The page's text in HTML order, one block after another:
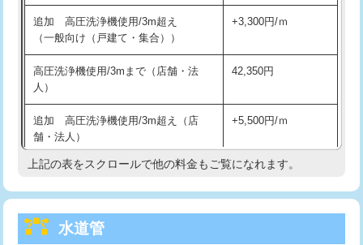
給水管工事※（保温材使用（バンド止
め込み）)
5,500円
給水管工事※（土の掘削・埋め戻し作
業)
11,000円
給水管工事※（塩ビ管（VP・HI）使
用/3ｍまで)
33,000円
給水管工事※（塩ビ管（VP・HI）使
+8,800円
給水管工事※（ライニング鋼管・銅
管・ポリ管・HT管使用/3ｍまで)
追加 高圧洗浄機使用/3m超え
（一般向け（戸建て・集合））
+3,300円/ｍ
高圧洗浄機使用/3mまで（店舗・法
人）
42,350円
追加 高圧洗浄機使用/3m超え（店
舗・法人）
+5,500円/ｍ
高度高圧洗浄換 現地調査
トーラー機使用/3mまで
上記の表をスクロールで他の料金もご覧になれます。
水道管